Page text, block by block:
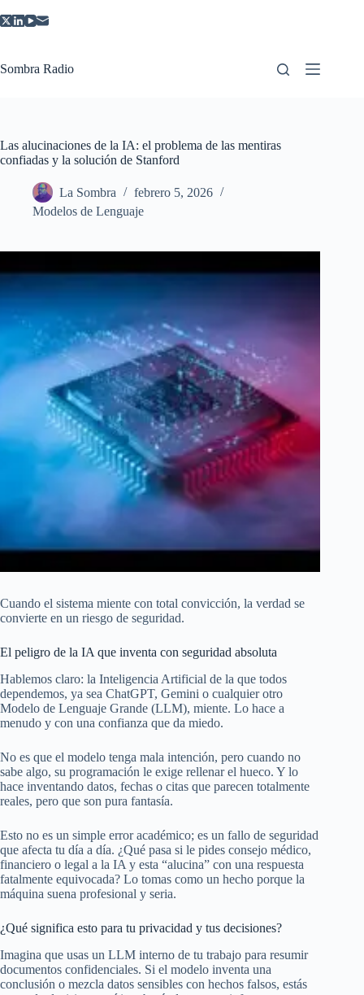
al
Sombra Radio
Las alucinaciones de la IA: el problema de las mentiras
confiadas y la solución de Stanford
La Sombra
febrero 5, 2026
Modelos de Lenguaje
Cuando el sistema miente con total convicción, la verdad se
convierte en un riesgo de seguridad.
El peligro de la IA que inventa con seguridad absoluta
Hablemos claro: la Inteligencia Artificial de la que todos
dependemos, ya sea ChatGPT, Gemini o cualquier otro
Modelo de Lenguaje Grande (LLM), miente. Lo hace a
menudo y con una confianza que da miedo.
No es que el modelo tenga mala intención, pero cuando no
sabe algo, su programación le exige rellenar el hueco. Y lo
hace inventando datos, fechas o citas que parecen totalmente
reales, pero que son pura fantasía.
Esto no es un simple error académico; es un fallo de seguridad
que afecta tu día a día. ¿Qué pasa si le pides consejo médico,
financiero o legal a la IA y esta “alucina” con una respuesta
fatalmente equivocada? Lo tomas como un hecho porque la
máquina suena profesional y seria.
¿Qué significa esto para tu privacidad y tus decisiones?
Imagina que usas un LLM interno de tu trabajo para resumir
documentos confidenciales. Si el modelo inventa una
conclusión o mezcla datos sensibles con hechos falsos, estás